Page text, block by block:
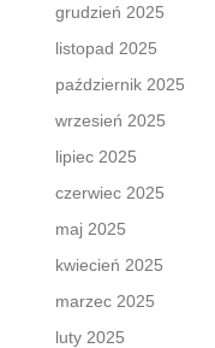
grudzień 2025
listopad 2025
październik 2025
wrzesień 2025
lipiec 2025
czerwiec 2025
maj 2025
kwiecień 2025
marzec 2025
luty 2025